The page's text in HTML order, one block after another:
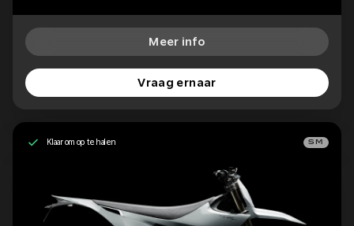
Meer info
Vraag ernaar
Klaar om op te halen SM